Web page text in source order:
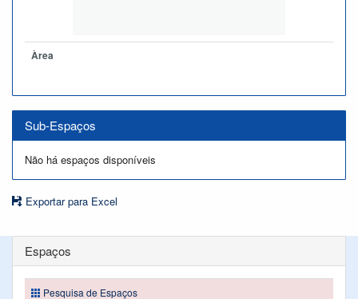
Àrea
Sub-Espaços
Não há espaços disponíveis
Exportar para Excel
Espaços
Pesquisa de Espaços